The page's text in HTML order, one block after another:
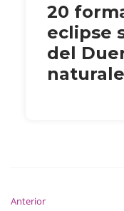
20
eclipse
del
Anterior